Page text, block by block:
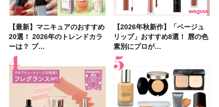
【最新】マニキュアのおすすめ
20選！ 2026年のトレンドカラ
ーは？ プ…
【2026年秋新作】「ベージュ
リップ」おすすめ8選！ 唇の色
素別にプロが…
【2026年夏】汗に強い日焼け
止めのおすすめ13選！ 汗で塗
膜が強化され…
【石井美保さん】おすすめの
「ブライトニング」11選！ ス
キンケアからサプ…
【最新】マニキュアのおすすめ
20選！ 2026年のトレンドカラ
ーは？ プ…
【2026年秋新作】「ベージュ
リップ」おすすめ8選！ 唇の色
素別にプロが…
【デパコスのネイルオイル10
選】プレゼントにおすすめ！ケ
ア効果、ビジュ、…
【2026年】ボディ用日焼け止
めUVのおすすめ20選！ この夏
注目の人気…
【石井美保さんのおすすめお菓
子＆お茶10選】手土産にもぴっ
たり
【板野友美さんの美活】「最
近、下の歯の矯正を再開したん
です」オーラルケア…
【2026年夏】おすすめの髪型
36選！ショート・ボブ・ミディ
アム・ロング…
【2026年夏】小顔に見えるボ
ブの髪型37選！ レイヤー・切
りっぱなしな…
【読者プレゼント】羽の見えな
いハンディファン
「baramood」を3名様…
【2026年8月の一粒万倍日】お
すすめの開運コスメ＆美容アイ
テム10選！
【セザンヌ】8/7新色追加！
「ウォータリーティントリップ
」10モモピュ…
【限定】&be「リップカラーデ
ュオ 01 ピンクベージュ」レビ
ュー｜落ち…